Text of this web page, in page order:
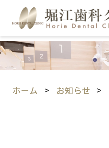
ホーム お知らせ